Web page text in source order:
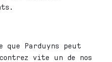
que Parduyns peut
vite un de nos